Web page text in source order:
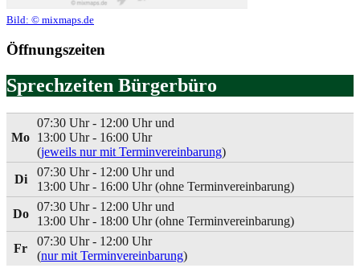
Bild: © mixmaps.de
Öffnungszeiten
Sprechzeiten Bürgerbüro
Mo
07:30 Uhr - 12:00 Uhr und
13:00 Uhr - 16:00 Uhr
(jeweils nur mit Terminvereinbarung)
Di
07:30 Uhr - 12:00 Uhr und
13:00 Uhr - 16:00 Uhr (ohne Terminvereinbarung)
Do
07:30 Uhr - 12:00 Uhr und
13:00 Uhr - 18:00 Uhr (ohne Terminvereinbarung)
Fr
07:30 Uhr - 12:00 Uhr
(nur mit Terminvereinbarung)